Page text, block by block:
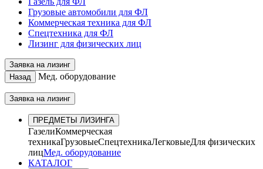
Грузовые автомобили для ФЛ
Коммерческая техника для ФЛ
Спецтехника для ФЛ
Лизинг для физических лиц
Заявка на лизинг
Назад
Мед. оборудование
Заявка на лизинг
ПРЕДМЕТЫ ЛИЗИНГА
ГазелиКоммерческая
техникаГрузовыеСпецтехникаЛегковыеДля физических
лицМед. оборудование
КАТАЛОГ